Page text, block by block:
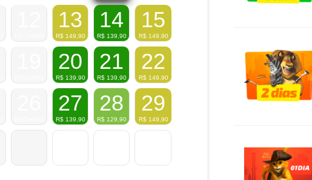
13
R$ 149,90
14
R$ 139,90
15
R$ 149,90
20
R$ 139,90
21
R$ 139,90
22
R$ 149,90
27
R$ 139,90
28
R$ 129,90
29
R$ 149,90
INFO
INFO